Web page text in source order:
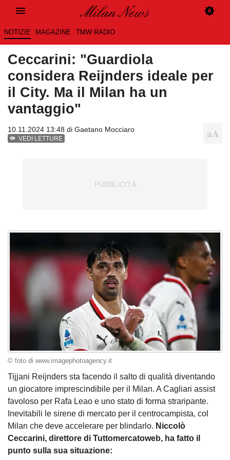
NOTIZIE MAGAZINE TMW RADIO
Ceccarini: "Guardiola
considera Reijnders ideale per
il City. Ma il Milan ha un
vantaggio"
10.11.2024 13:48 di Gaetano Mocciaro
VEDI LETTURE
© foto di www.imagephotoagency.it
Tijjani Reijnders sta facendo il salto di qualità diventando
un giocatore imprescindibile per il Milan. A Cagliari assist
favoloso per Rafa Leao e uno stato di forma straripante.
Inevitabili le sirene di mercato per il centrocampista, col
Milan che deve accelerare per blindarlo. Niccolò
Ceccarini, direttore di Tuttomercatoweb, ha fatto il
punto sulla sua situazione: